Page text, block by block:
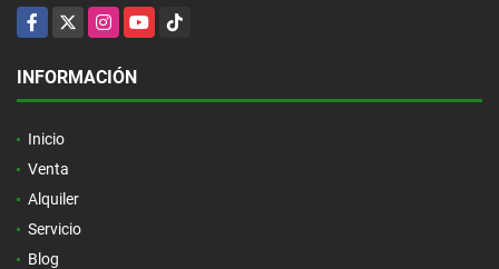
Facebook
X InstagramYouTubeTikTok
INFORMACIÓN
Inicio
Venta
Alquiler
Servicio
Blog